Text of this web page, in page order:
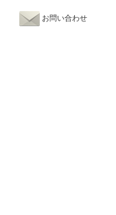
お問い合わせ